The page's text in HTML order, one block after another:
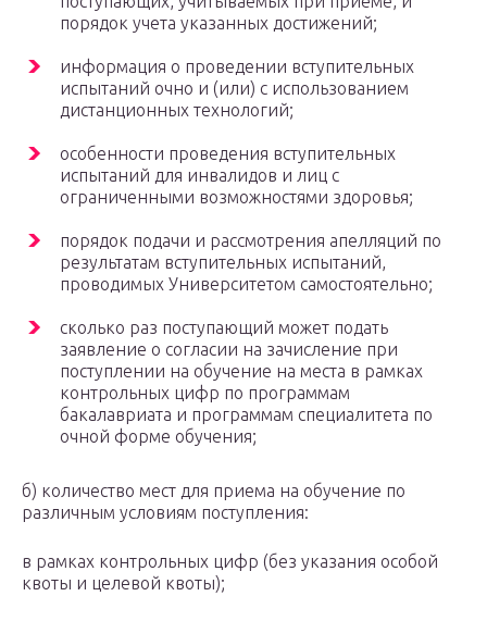
порядок учета указанных достижений;
информация о проведении вступительных
испытаний очно и (или) с использованием
дистанционных технологий;
особенности проведения вступительных
испытаний для инвалидов и лиц с
ограниченными возможностями здоровья;
порядок подачи и рассмотрения апелляций по
результатам вступительных испытаний,
проводимых Университетом самостоятельно;
сколько раз поступающий может подать
заявление о согласии на зачисление при
поступлении на обучение на места в рамках
контрольных цифр по программам
бакалавриата и программам специалитета по
очной форме обучения;
б) количество мест для приема на обучение по
различным условиям поступления:
в рамках контрольных цифр (без указания особой
квоты и целевой квоты);